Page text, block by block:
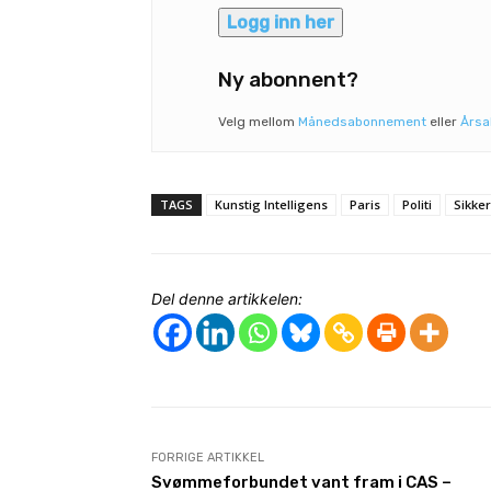
Logg inn her
Ny abonnent?
Velg mellom Månedsabonnement eller
TAGS Kunstig Intelligens Paris Politi
Del denne artikkelen:
FORRIGE ARTIKKEL
Svømmeforbundet vant fram i CAS –